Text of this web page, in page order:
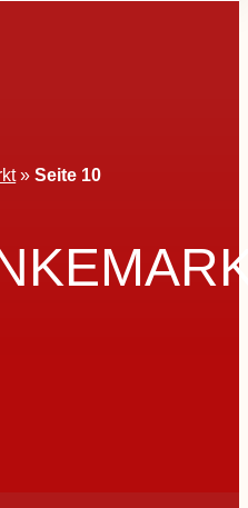
»Seite 10